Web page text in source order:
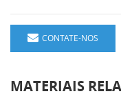
CONTATE-NOS
MATERIAIS